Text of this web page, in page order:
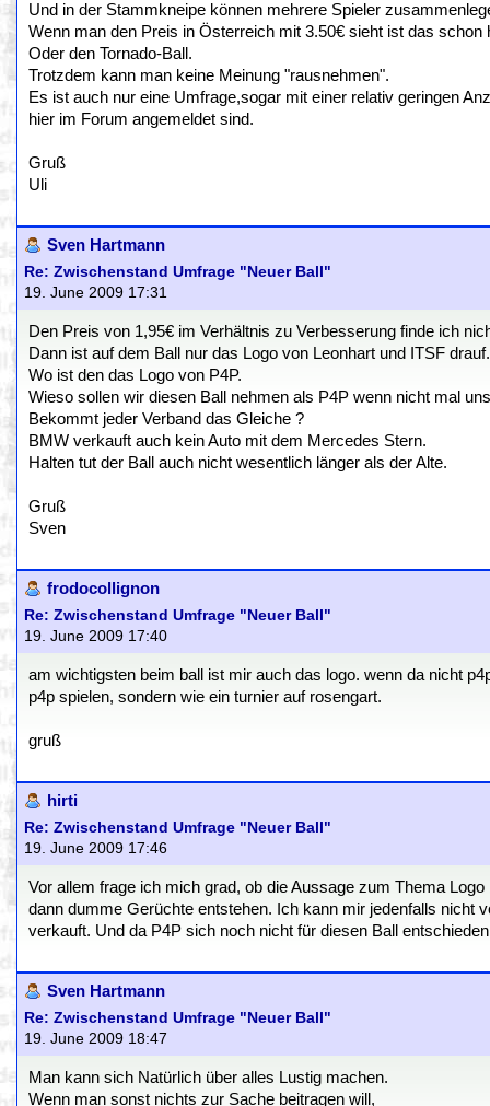
Und in der Stammkneipe können mehrere Spieler
Wenn man den Preis in Österreich mit 3.50€ sieht ist das schon
Oder den Tornado-Ball.
Trotzdem kann man keine Meinung "rausnehmen".
Es ist auch nur eine Umfrage,sogar mit einer relativ geringen
hier im Forum angemeldet sind.
Gruß
Uli
Sven Hartmann
Re: Zwischenstand Umfrage "Neuer Ball"
19. June 2009 17:31
Den Preis von 1,95€ im Verhältnis zu Verbesserung finde ich
Dann ist auf dem Ball nur das Logo von Leonhart und ITSF drauf.
Wo ist den das Logo von P4P.
Wieso sollen wir diesen Ball nehmen als P4P wenn nicht mal
Bekommt jeder Verband das Gleiche ?
BMW verkauft auch kein Auto mit dem Mercedes Stern.
Halten tut der Ball auch nicht wesentlich länger als der Alte.
Gruß
Sven
frodocollignon
Re: Zwischenstand Umfrage "Neuer Ball"
19. June 2009 17:40
am wichtigsten beim ball ist mir auch das logo. wenn da nicht
p4p spielen, sondern wie ein turnier auf rosengart.
gruß
hirti
Re: Zwischenstand Umfrage "Neuer Ball"
19. June 2009 17:46
Vor allem frage ich mich grad, ob die Aussage zum Thema
dann dumme Gerüchte entstehen. Ich kann mir jedenfalls nicht
verkauft. Und da P4P sich noch nicht für diesen Ball
Sven Hartmann
Re: Zwischenstand Umfrage "Neuer Ball"
19. June 2009 18:47
Man kann sich Natürlich über alles Lustig machen.
Wenn man sonst nichts zur Sache beitragen will,